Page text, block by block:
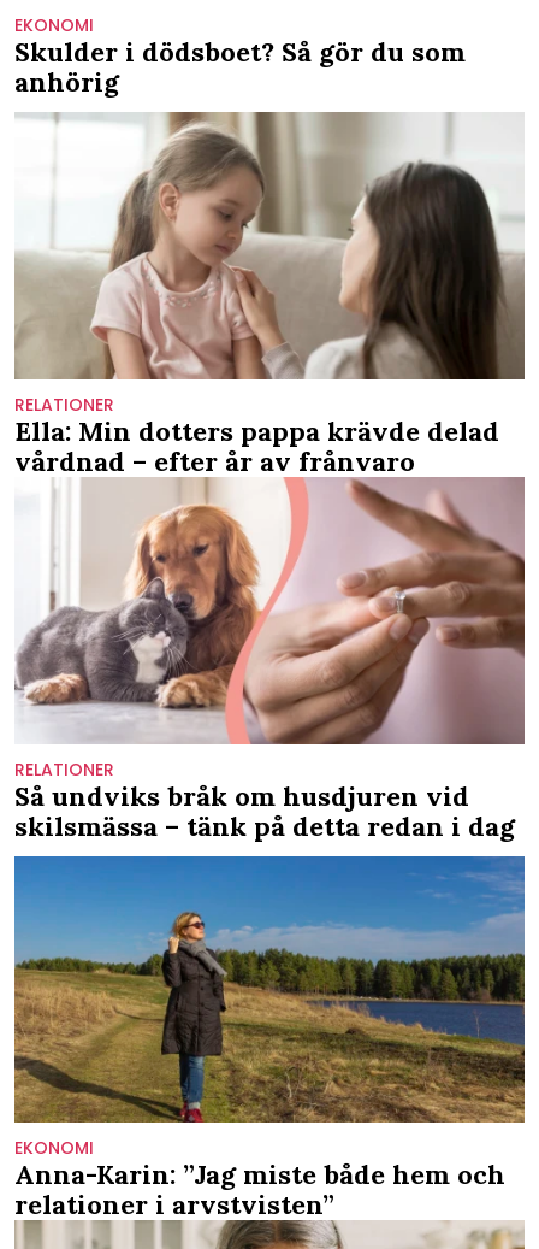
EKONOMI
Skulder i dödsboet? Så gör du som
anhörig
RELATIONER
Ella: Min dotters pappa krävde delad
vårdnad – efter år av frånvaro
RELATIONER
Så undviks bråk om husdjuren vid
skilsmässa – tänk på detta redan i dag
EKONOMI
Anna-Karin: ”Jag miste både hem och
relationer i arvstvisten”